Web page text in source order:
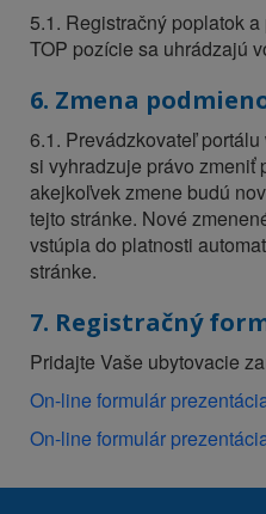
5.1. Registračný poplatok
TOP pozície sa uhrádzajú
6. Zmena
6.1. Prevádzkovateľ portálu
si vyhradzuje právo zmeniť
akejkoľvek zmene budú
tejto stránke. Nové
vstúpia do platnosti
stránke.
7. Registračný
Pridajte Vaše ubytovacie
On-line formulár
On-line formulár